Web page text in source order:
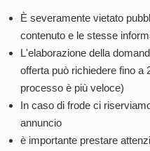
È severamente vietato
contenuto e le stesse
L'elaborazione della
offerta può richiedere fino a
processo è più veloce)
In caso di frode ci
annuncio
è importante prestare